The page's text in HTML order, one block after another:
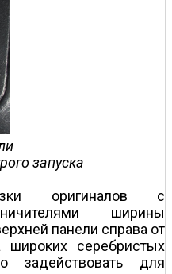
запуска
оригиналов с
ширины
панели справа от
серебристых
задействовать для